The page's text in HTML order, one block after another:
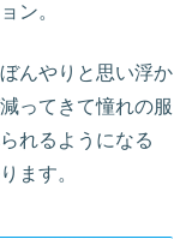
ン。
んやりと思い浮か
ってきて憧れの服
れるようになる
ます。